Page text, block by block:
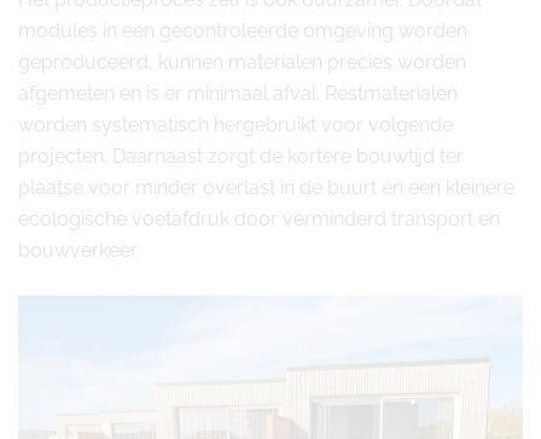
modules in een gecontroleerde omgeving worden
geproduceerd, kunnen materialen precies worden
afgemeten en is er minimaal afval. Restmaterialen
worden systematisch hergebruikt voor volgende
projecten. Daarnaast zorgt de kortere bouwtijd ter
plaatse voor minder overlast in de buurt en een kleinere
ecologische voetafdruk door verminderd transport en
bouwverkeer.